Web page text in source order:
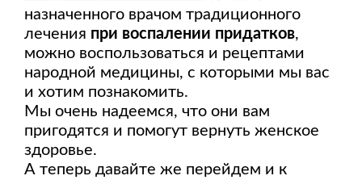
назначенного врачом традиционного
лечения при воспалении придатков,
можно воспользоваться и рецептами
народной медицины, с которыми мы вас
и хотим познакомить.
Мы очень надеемся, что они вам
пригодятся и помогут вернуть женское
здоровье.
А теперь давайте же перейдем и к